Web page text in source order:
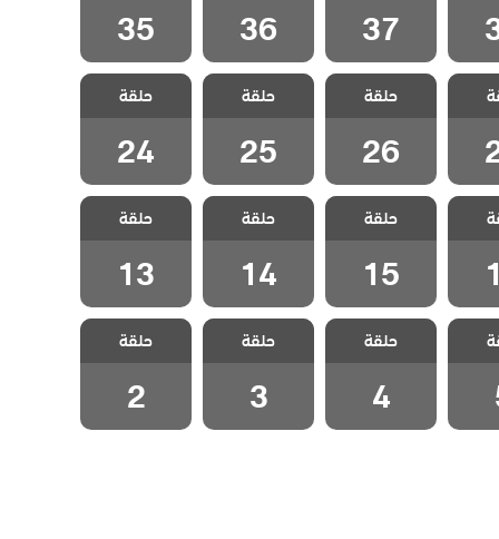
37
36
35
مسلسل جرائم
صغيرة الحلقة
26
حلقة
26
مسلسل جرائم
صغيرة الحلقة
25
حلقة
25
مسلسل جرائم
صغيرة الحلقة
24
حلقة
24
مسلسل جرائم
صغيرة الحلقة
15
حلقة
15
مسلسل جرائم
صغيرة الحلقة
14
حلقة
14
مسلسل جرائم
صغيرة الحلقة
13
حلقة
13
5
مسلسل جرائم
صغيرة الحلقة 4
حلقة
4
مسلسل جرائم
صغيرة الحلقة 3
حلقة
3
مسلسل جرائم
صغيرة الحلقة 2
حلقة
2